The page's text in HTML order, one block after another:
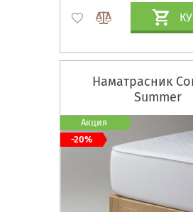
Наматрасник
Summer
Акция
-20%